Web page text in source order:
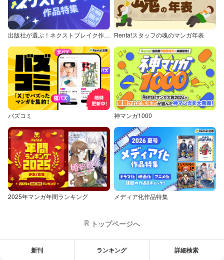
出版社が選ぶ！ネクストブレイク作品特集 Renta!スタッフの魂のマンガ年表
バズコミ 神マンガ1000
2025年マンガ年間ランキング メディア化作品特集
トップページへ
新刊 ランキング 詳細検索